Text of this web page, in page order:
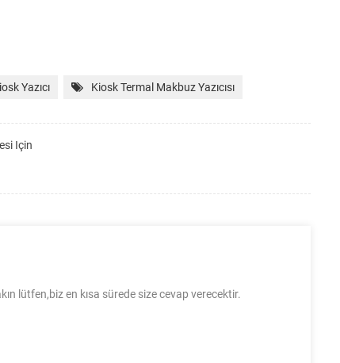
Yazıcı Kiosk Termal Makbuz Yazıcısı
Için
lütfen,biz en kısa sürede size cevap verecektir.